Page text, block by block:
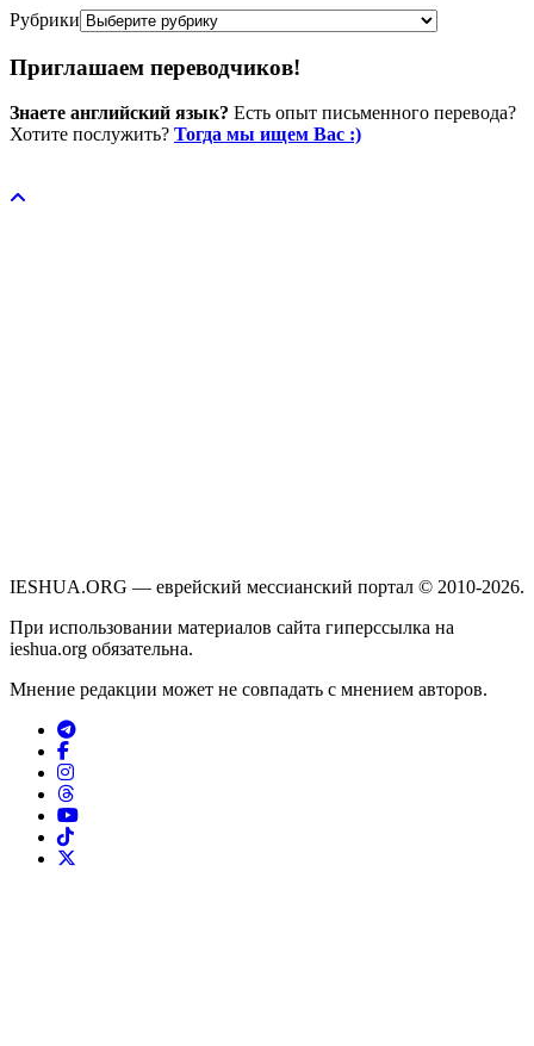
Рубрики
Приглашаем переводчиков!
Знаете английский язык? Есть опыт письменного перевода?
Хотите послужить? Тогда мы ищем Вас :)
IESHUA.ORG — еврейский мессианский портал © 2010-2026.
При использовании материалов сайта гиперссылка на
ieshua.org обязательна.
Мнение редакции может не совпадать с мнением авторов.